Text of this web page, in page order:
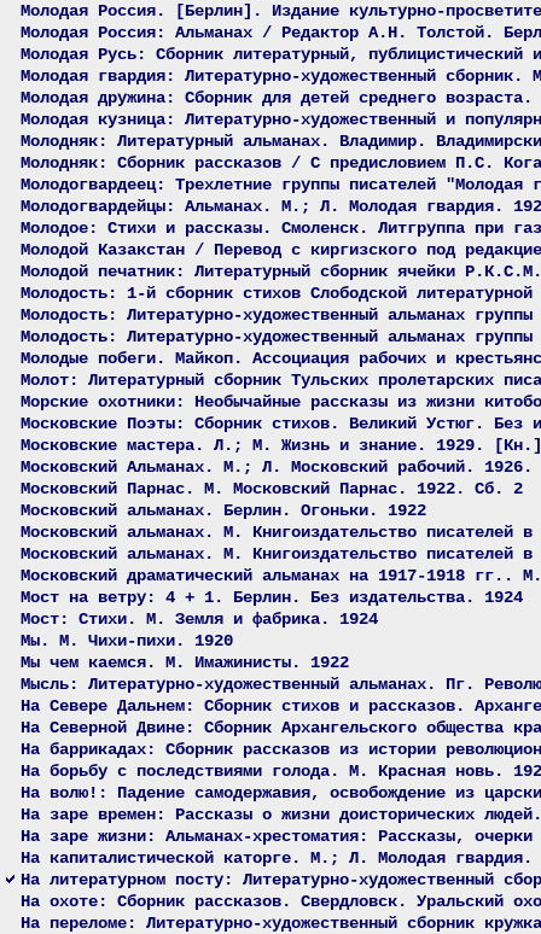
Молодая Россия. [Берлин]. Издание культурно-
Молодая Россия: Альманах / Редактор А.Н. Толстой.
Молодая Русь: Сборник литературный,
Молодая гвардия: Литературно-художественный
Молодая дружина: Сборник для детей среднего
Молодая кузница: Литературно-художественный и
Молодняк: Литературный альманах. Владимир.
Молодняк: Сборник рассказов / С предисловием П.С.
Молодогвардеец: Трехлетние группы писателей
Молодогвардейцы: Альманах. М.; Л. Молодая гвардия.
Молодое: Стихи и рассказы. Смоленск. Литгруппа при
Молодой Казакстан / Перевод с киргизского под
Молодой печатник: Литературный сборник ячейки
Молодость: 1-й сборник стихов Слободской
Молодость: Литературно-художественный альманах
Молодость: Литературно-художественный альманах
Молодые побеги. Майкоп. Ассоциация рабочих и
Молот: Литературный сборник Тульских пролетарских
Морские охотники: Необычайные рассказы из жизни
Московские Поэты: Сборник стихов. Великий Устюг. Без
Московские мастера. Л.; М. Жизнь и знание. 1929.
Московский Альманах. М.; Л. Московский рабочий.
Московский Парнас. М. Московский Парнас. 1922. Сб. 2
Московский альманах. Берлин. Огоньки. 1922
Московский альманах. М. Книгоиздательство
Московский альманах. М. Книгоиздательство
Московский драматический альманах на 1917-1918 гг..
Мост на ветру: 4 + 1. Берлин. Без издательства. 1924
Мост: Стихи. М. Земля и фабрика. 1924
Мы. М. Чихи-пихи. 1920
Мы чем каемся. М. Имажинисты. 1922
Мысль: Литературно-художественный альманах. Пг.
На Севере Дальнем: Сборник стихов и рассказов.
На Северной Двине: Сборник Архангельского общества
На баррикадах: Сборник рассказов из истории
На борьбу с последствиями голода. М. Красная новь.
На волю!: Падение самодержавия, освобождение из
На заре времен: Рассказы о жизни доисторических
На заре жизни: Альманах-хрестоматия: Рассказы,
На капиталистической каторге. М.; Л. Молодая
На литературном посту: Литературно-художественный
На охоте: Сборник рассказов. Свердловск. Уральский
На переломе: Литературно-художественный сборник